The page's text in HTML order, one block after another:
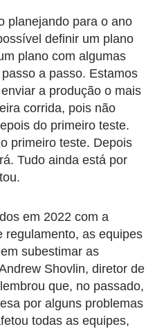
planejando para o ano
definir um plano
plano com algumas
a passo. Estamos
a produção o mais
corrida, pois não
do primeiro teste.
primeiro teste. Depois
Tudo ainda está por
em 2022 com a
regulamento, as equipes
subestimar as
Shovlin, diretor de
que, no passado,
por alguns problemas
todas as equipes,